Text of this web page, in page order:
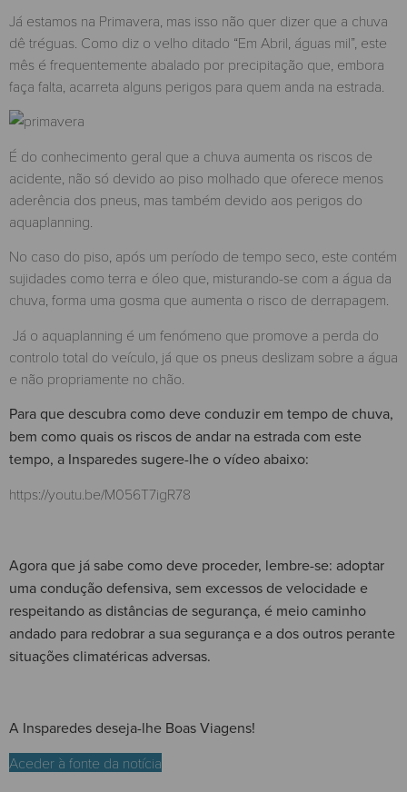
Já estamos na Primavera, mas isso não quer dizer que a chuva
dê tréguas. Como diz o velho ditado “Em Abril, águas mil”, este
mês é frequentemente abalado por precipitação que, embora
faça falta, acarreta alguns perigos para quem anda na estrada.
É do conhecimento geral que a chuva aumenta os riscos de
acidente, não só devido ao piso molhado que oferece menos
aderência dos pneus, mas também devido aos perigos do
aquaplanning.
No caso do piso, após um período de tempo seco, este contém
sujidades como terra e óleo que, misturando-se com a água da
chuva, forma uma gosma que aumenta o risco de derrapagem.
Já o aquaplanning é um fenómeno que promove a perda do
controlo total do veículo, já que os pneus deslizam sobre a água
e não propriamente no chão.
Para que descubra como deve conduzir em tempo de chuva,
bem como quais os riscos de andar na estrada com este
tempo, a Insparedes sugere-lhe o vídeo abaixo:
https://youtu.be/M056T7igR78
Agora que já sabe como deve proceder, lembre-se: adoptar
uma condução defensiva, sem excessos de velocidade e
respeitando as distâncias de segurança, é meio caminho
andado para redobrar a sua segurança e a dos outros perante
situações climatéricas adversas.
A Insparedes deseja-lhe Boas Viagens!
Aceder à fonte da notícia